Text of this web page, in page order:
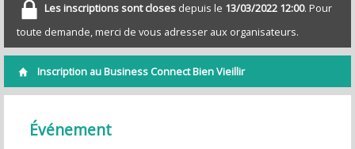
Les inscriptions sont closes depuis le 13/03/2022 12:00. Pour
toute demande, merci de vous adresser aux organisateurs.
Inscription au Business Connect Bien Vieillir
Événement